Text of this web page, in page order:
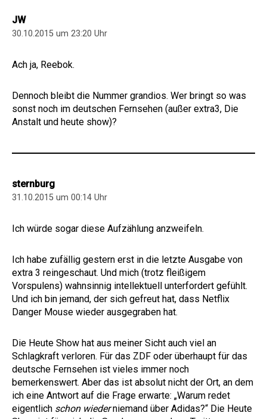
JW
30.10.2015 um 23:20 Uhr
Ach ja, Reebok.
Dennoch bleibt die Nummer grandios. Wer bringt so was
sonst noch im deutschen Fernsehen (außer extra3, Die
Anstalt und heute show)?
sternburg
31.10.2015 um 00:14 Uhr
Ich würde sogar diese Aufzählung anzweifeln.
Ich habe zufällig gestern erst in die letzte Ausgabe von
extra 3 reingeschaut. Und mich (trotz fleißigem
Vorspulens) wahnsinnig intellektuell unterfordert gefühlt.
Und ich bin jemand, der sich gefreut hat, dass Netflix
Danger Mouse wieder ausgegraben hat.
Die Heute Show hat aus meiner Sicht auch viel an
Schlagkraft verloren. Für das ZDF oder überhaupt für das
deutsche Fernsehen ist vieles immer noch
bemerkenswert. Aber das ist absolut nicht der Ort, an dem
ich eine Antwort auf die Frage erwarte: „Warum redet
eigentlich schon wiederniemand über Adidas?“ Die Heute